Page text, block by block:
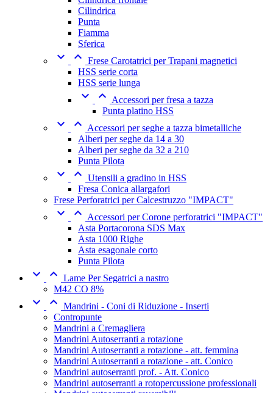
Cilindrica
Punta
Fiamma
Sferica
  Frese Carotatrici per Trapani magnetici
HSS serie corta
HSS serie lunga
  Accessori per fresa a tazza
Punta platino HSS
  Accessori per seghe a tazza bimetalliche
Alberi per seghe da 14 a 30
Alberi per seghe da 32 a 210
Punta Pilota
  Utensili a gradino in HSS
Fresa Conica allargafori
Frese Perforatrici per Calcestruzzo "IMPACT"
  Accessori per Corone perforatrici "IMPACT"
Asta Portacorona SDS Max
Asta 1000 Righe
Asta esagonale corto
Punta Pilota
  Lame Per Segatrici a nastro
M42 CO 8%
  Mandrini - Coni di Riduzione - Inserti
Contropunte
Mandrini a Cremagliera
Mandrini Autoserranti a rotazione
Mandrini Autoserranti a rotazione - att. femmina
Mandrini Autoserranti a rotazione - att. Conico
Mandrini autoserranti prof. - Att. Conico
Mandrini autoserranti a rotopercussione professionali